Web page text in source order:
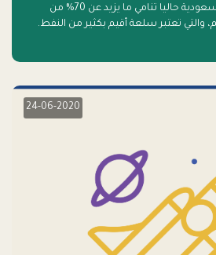
تشهد المملكة العربية السعودية حاليا تنامي ما يزيد عن 70% من
والتي تعتبر سلعة أقيم بكثير من النفط.
24-06-2020